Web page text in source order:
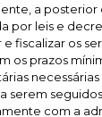
a posterior
por leis e
fiscalizar os
os prazos
serem
com a